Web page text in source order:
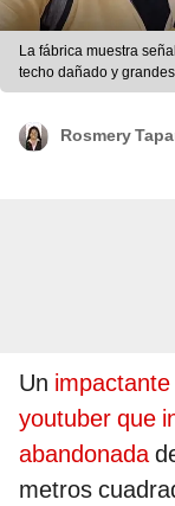
La fábrica muestra
techo dañado y
basura. Foto:
Rosmery
Un
youtuber que
abandonada
metros